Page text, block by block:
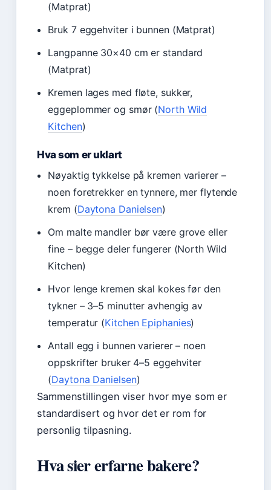
(Matprat)
Bruk 7 eggehviter i bunnen (Matprat)
Langpanne 30×40 cm er standard
(Matprat)
Kremen lages med fløte, sukker,
eggeplommer og smør (North Wild
Kitchen)
Hva som er uklart
Nøyaktig tykkelse på kremen varierer –
noen foretrekker en tynnere, mer flytende
krem (Daytona Danielsen)
Om malte mandler bør være grove eller
fine – begge deler fungerer (North Wild
Kitchen)
Hvor lenge kremen skal kokes før den
tykner – 3–5 minutter avhengig av
temperatur (Kitchen Epiphanies)
Antall egg i bunnen varierer – noen
oppskrifter bruker 4–5 eggehviter
(Daytona Danielsen)
Sammenstillingen viser hvor mye som er
standardisert og hvor det er rom for
personlig tilpasning.
Hva sier erfarne bakere?